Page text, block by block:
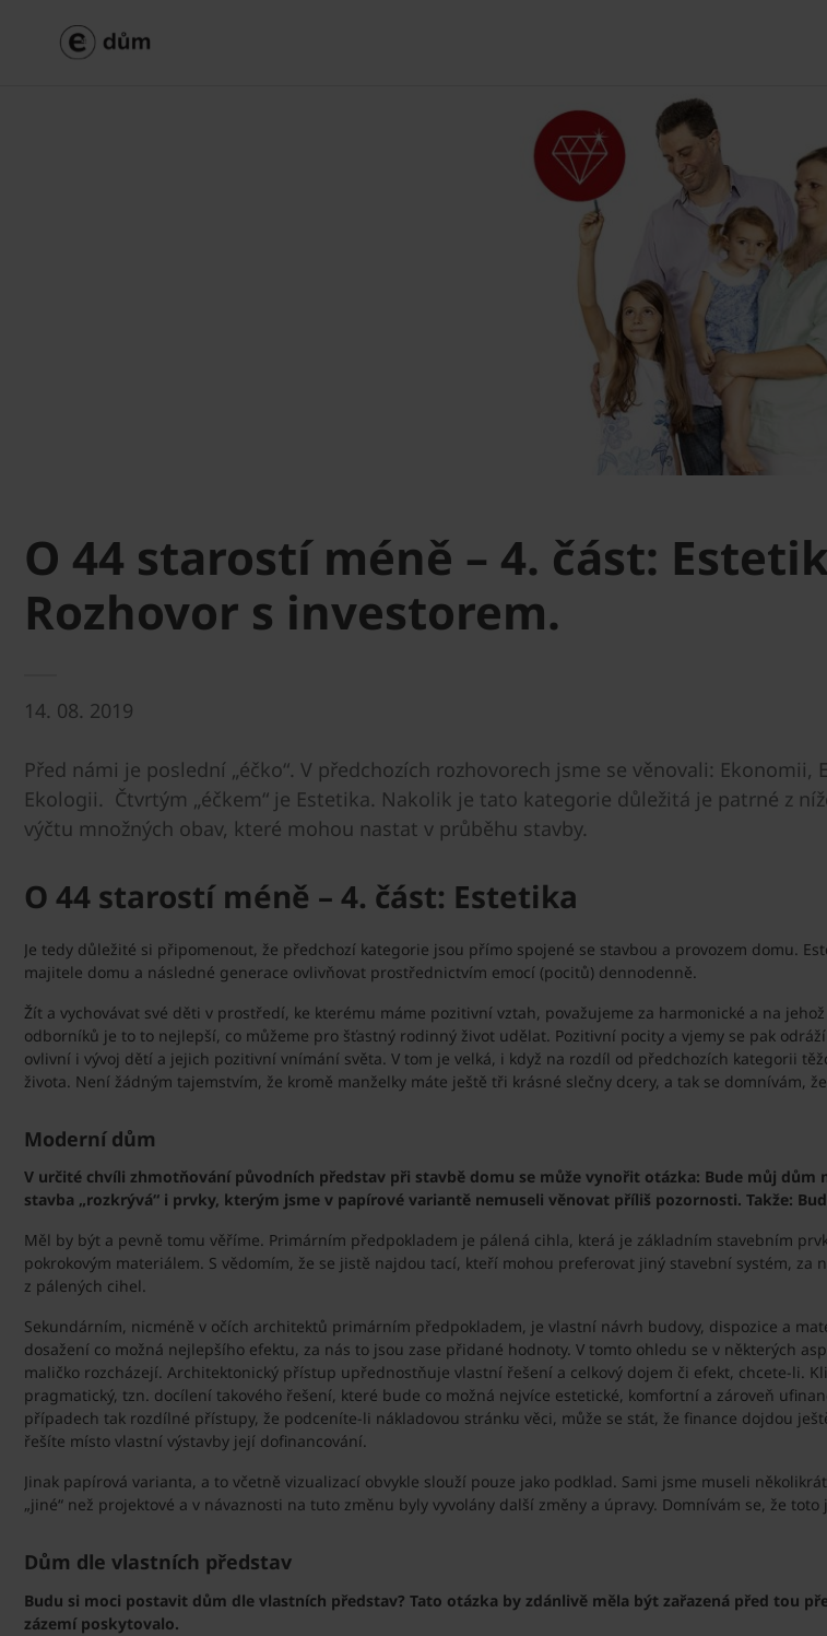
O 44 starostí méně – 4. část:
Rozhovor s investorem.
14. 08. 2019
Před námi je poslední „éčko“. V předchozích rozhovorech jsme se věnovali: Ekonomii,
Ekologii. Čtvrtým „éčkem“ je Estetika. Nakolik je tato kategorie důležitá je patrné z
výčtu množných obav, které mohou nastat v průběhu stavby.
O 44 starostí méně – 4. část: Estetika
Je tedy důležité si připomenout, že předchozí kategorie jsou přímo spojené se stavbou a provozem domu.
majitele domu a následné generace ovlivňovat prostřednictvím emocí (pocitů) dennodenně.
Žít a vychovávat své děti v prostředí, ke kterému máme pozitivní vztah, považujeme za harmonické a na
odborníků je to to nejlepší, co můžeme pro šťastný rodinný život udělat. Pozitivní pocity a vjemy se pak
ovlivní i vývoj dětí a jejich pozitivní vnímání světa. V tom je velká, i když na rozdíl od předchozích kategorii
života. Není žádným tajemstvím, že kromě manželky máte ještě tři krásné slečny dcery, a tak se domnívám,
Moderní dům
V určité chvíli zhmotňování původních představ při stavbě domu se může vynořit otázka: Bude můj dům
stavba „rozkrývá“ i prvky, kterým jsme v papírové variantě nemuseli věnovat příliš pozornosti. Takže:
Měl by být a pevně tomu věříme. Primárním předpokladem je pálená cihla, která je základním stavebním
pokrokovým materiálem. S vědomím, že se jistě najdou tací, kteří mohou preferovat jiný stavební systém, za
z pálených cihel.
Sekundárním, nicméně v očích architektů primárním předpokladem, je vlastní návrh budovy, dispozice a
dosažení co možná nejlepšího efektu, za nás to jsou zase přidané hodnoty. V tomto ohledu se v některých
maličko rozcházejí. Architektonický přístup upřednostňuje vlastní řešení a celkový dojem či efekt, chcete-li.
pragmatický, tzn. docílení takového řešení, které bude co možná nejvíce estetické, komfortní a zároveň
případech tak rozdílné přístupy, že podceníte-li nákladovou stránku věci, může se stát, že finance dojdou
řešíte místo vlastní výstavby její dofinancování.
Jinak papírová varianta, a to včetně vizualizací obvykle slouží pouze jako podklad. Sami jsme museli
„jiné“ než projektové a v návaznosti na tuto změnu byly vyvolány další změny a úpravy. Domnívám se, že
Dům dle vlastních představ
Budu si moci postavit dům dle vlastních představ? Tato otázka by zdánlivě měla být zařazená před tou
zázemí poskytovalo.